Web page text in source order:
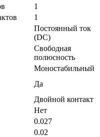
1
1
Постоянный ток
(DC)
Свободная
полюсность
Моностабильный
Да
Двойной контакт
Нет
0.027
0.02